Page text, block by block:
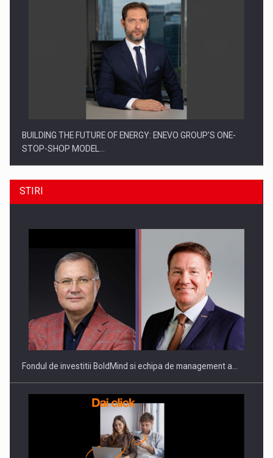
BUILDING THE FUTURE OF ENERGY: ENEVO GROUP’S ONE-
STOP-SHOP MODEL…
ROOTED IN ROMANIA, BUILT TO DELIVER TECHNOLOGY FOR
THE…
STIRI
Fondul de investitii BoldMind si echipa de management a…